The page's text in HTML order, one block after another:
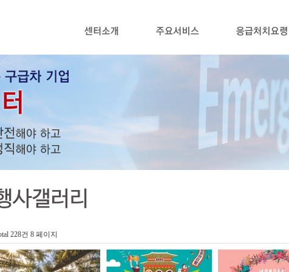
228건 8 페이지